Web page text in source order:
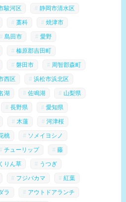
駿河区 静岡市清水区
藁科 焼津市
島田市 愛野
榛原郡吉田町
磐田市 周智郡森町
西区 浜松市浜北区
湖 佐鳴湖 山梨県
長野県 愛知県
木蓮 河津桜
桃 ソメイヨシノ
チューリップ 藤
くりん草 うつぎ
フジバカマ 紅葉
ラ アウトドアランチ